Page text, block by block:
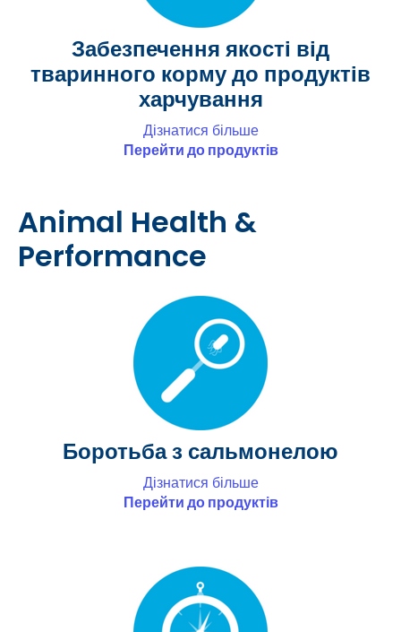
Забезпечення якості від
тваринного корму до продуктів
харчування
Дізнатися більше
Перейти до продуктів
Animal Health &
Performance
Боротьба з сальмонелою
Дізнатися більше
Перейти до продуктів